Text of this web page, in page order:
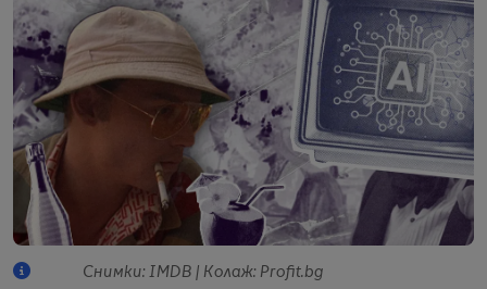
Снимки: IMDB | Колаж: Profit.bg